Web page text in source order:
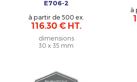
E706-2
à partir de 500 ex.
116.30 € HT.
dimensions
30 x 35 mm
à